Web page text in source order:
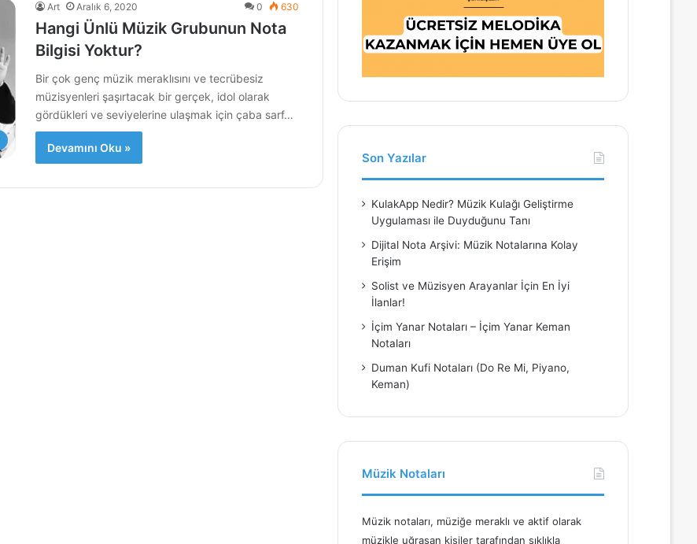
Art Aralık 6, 2020 0 630
Hangi Ünlü Müzik Grubunun Nota
Bilgisi Yoktur?
Bir çok genç müzik meraklısını ve tecrübesiz
müzisyenleri şaşırtacak bir gerçek, idol olarak
gördükleri ve seviyelerine ulaşmak için çaba sarf…
Devamını Oku »
Son Yazılar
KulakApp Nedir? Müzik Kulağı Geliştirme
Uygulaması ile Duyduğunu Tanı
Dijital Nota Arşivi: Müzik Notalarına Kolay
Erişim
Solist ve Müzisyen Arayanlar İçin En İyi
İlanlar!
İçim Yanar Notaları – İçim Yanar Keman
Notaları
Duman Kufi Notaları (Do Re Mi, Piyano,
Keman)
Müzik Notaları
Müzik notaları, müziğe meraklı ve aktif olarak
müzikle uğraşan kişiler tarafından sıklıkla